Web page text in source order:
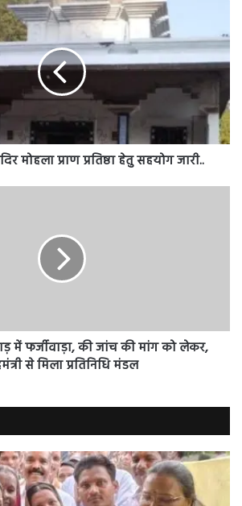
मोहला प्राण प्रतिष्ठा हेतु सहयोग जारी..
में फर्जीवाड़ा, की जांच की मांग को लेकर,
से मिला प्रतिनिधि मंडल